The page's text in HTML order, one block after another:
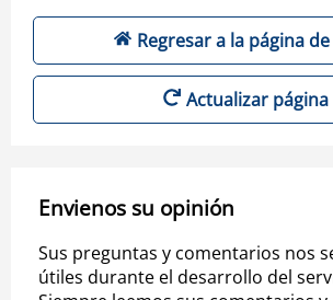
Regresar a la página
Actualizar página
Envienos su opinión
Sus preguntas y comentarios nos
útiles durante el desarrollo del